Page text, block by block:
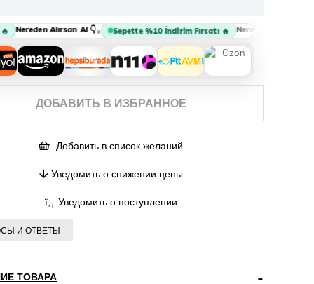
Nereden Alırsan Al 👇• Sepette %10 İndirim Fırsatı 🔥 Nereden Alırsan Al 👇
ДОБАВИТЬ В ИЗБРАННОЕ
Добавить в список желаний
Уведомить о снижении цены
Уведомить о поступлении
И ОТВЕТЫ
ТОВАРА